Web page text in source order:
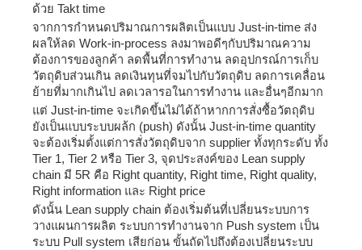
ด้วย Takt time
จากการกำหนดปริมาณการผลิตเป็นแบบ Just-in-time ส่ง
ผลให้ลด Work-in-process ลงมาพอดีๆกับปริมาณความ
ต้องการของลูกค้า ลดพื้นที่การทำงาน ลดอุปกรณ์การเก็บ
วัตถุดิบส่วนเกิน ลดเงินทุนที่จมไปกับวัตถุดิบ ลดการเคลื่อน
ย้ายที่มากเกินไป ลดเวลารอในการทำงาน และอื่นๆอีกมาก
แต่ Just-in-time จะเกิดขึ้นไม่ได้ถ้าหากการสั่งซื้อวัตถุดิบ
ยังเป็นแบบระบบผล้ก (push) ดังนั้น Just-in-time quantity
จะต้องเริ่มตั้งแต่การสั่งวัตถุดิบจาก supplier ทั้งทุกระดับ ทั้ง
Tier 1, Tier 2 หรือ Tier 3, จุดประสงค์ของ Lean supply
chain มี 5R คือ Right quantity, Right time, Right quality,
Right information และ Right price
ดังนั้น Lean supply chain ต้องเริ่มต้นที่เปลี่ยนระบบการ
วางแผนการผลิต ระบบการทำงานจาก Push system เป็น
ระบบ Pull system เสียก่อน ขั้นถัดไปถึงต้องเปลี่ยนระบบ